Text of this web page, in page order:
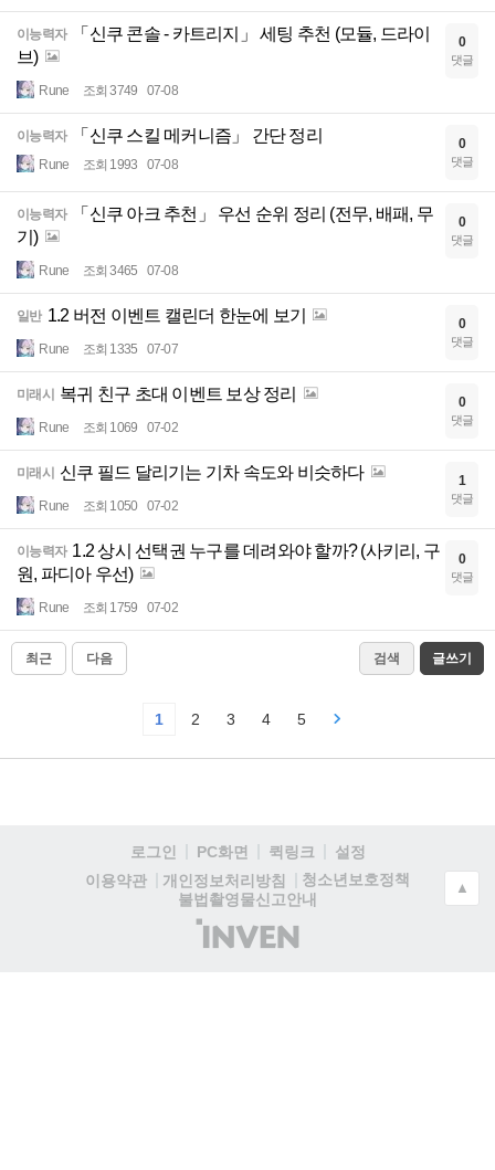
이능력자
「신쿠 콘솔 - 카트리지」 세팅 추천 (모듈, 드라이
브)
Rune 조회 3749 07-08
0
댓글
이능력자 「신쿠 스킬 메커니즘」 간단 정리
Rune 조회 1993 07-08
0
댓글
이능력자
「신쿠 아크 추천」 우선 순위 정리 (전무, 배패, 무
기)
Rune 조회 3465 07-08
0
댓글
일반 1.2 버전 이벤트 캘린더 한눈에 보기
Rune 조회 1335 07-07
0
댓글
미래시 복귀 친구 초대 이벤트 보상 정리
Rune 조회 1069 07-02
0
댓글
미래시 신쿠 필드 달리기는 기차 속도와 비슷하다
Rune 조회 1050 07-02
1
댓글
이능력자 1.2 상시 선택권 누구를 데려와야 할까? (사키리, 구
원, 파디아 우선)
Rune 조회 1759 07-02
0
댓글
최근 다음 검색 글쓰기
1 2 3 4 5
로그인 PC화면 퀵링크
설정
이용약관
개인정보처리방침
청소년보호정책
불법촬영물신고안내
(주)
인
▲